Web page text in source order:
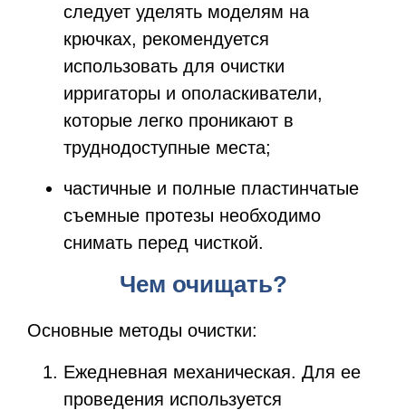
следует уделять моделям на
крючках, рекомендуется
использовать для очистки
ирригаторы и ополаскиватели,
которые легко проникают в
труднодоступные места;
частичные и полные пластинчатые
съемные протезы необходимо
снимать перед чисткой.
Чем очищать?
Основные методы очистки:
Ежедневная механическая. Для ее
проведения используется